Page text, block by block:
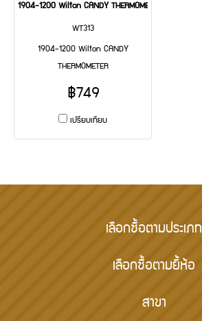
1904-1200 Wilton CANDY THERMOMETER
WT313
1904-1200 Wilton CANDY
THERMOMETER
฿749
เปรียบเทียบ
เลือกซื้อตามประเภท
เลือกซื้อตามยี้ห้อ
สาขา